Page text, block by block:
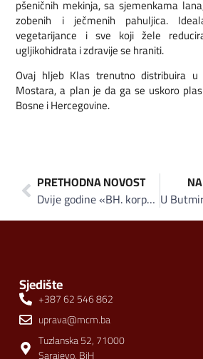
pšeničnih mekinja, sa sjemenkama
zobenih i ječmenih pahuljica.
vegetarijance i sve koji žele
ugljikohidrata i zdravije se hraniti.
Ovaj hljeb Klas trenutno distribuira
Mostara, a plan je da ga se uskoro
Bosne i Hercegovine.
PRETHODNA NOVOST
Dvije godine «BH. korpe» Hoše komerca – 300 domaćih proizvoda iz 50 kompanija učestvovalo u projektu podrške domaćim proizvođačima
Sjedište
+387 62 546 862
uprava@mcm.ba
Tuzlanska 52, 71000